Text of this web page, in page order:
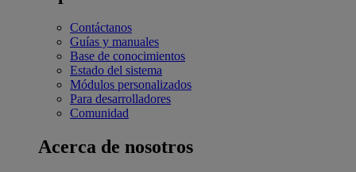
Contáctanos
Guías y manuales
Base de conocimientos
Estado del sistema
Módulos personalizados
Para desarrolladores
Comunidad
Acerca de nosotros